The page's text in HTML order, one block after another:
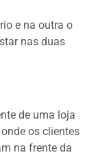
e na outra o
nas duas
de uma loja
os clientes
na frente da